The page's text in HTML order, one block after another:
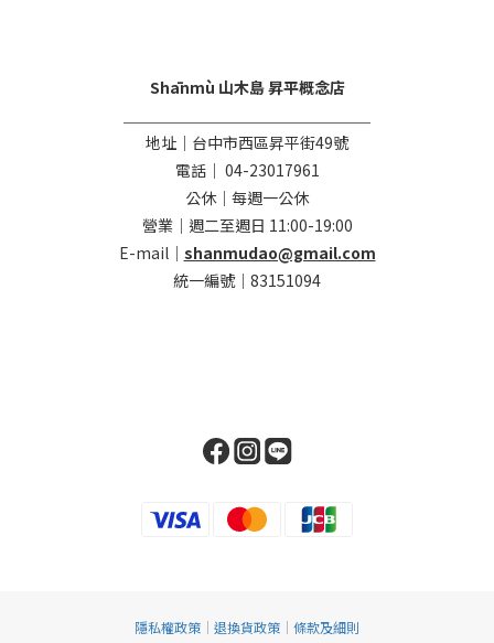
Shānmù 山木島 昇平概念店
地址｜台中市西區昇平街49號
電話｜ 04-23017961
公休｜每週一公休
營業｜週二至週日 11:00-19:00
E-mail｜ shanmudao@gmail.com
統一編號｜83151094
隱私權政策 ｜ 退換貨政策 ｜ 條款及細則